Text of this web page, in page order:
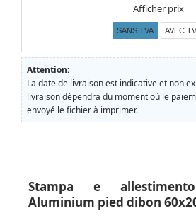
Afficher prix
SANS TVA AVEC
Attention:
La date de livraison est indicative et non
livraison dépendra du moment où le
envoyé le fichier à imprimer.
Stampa e
Aluminium pied dibon